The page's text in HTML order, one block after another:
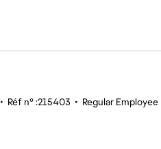
• Réf n° :215403 • Regular Employee